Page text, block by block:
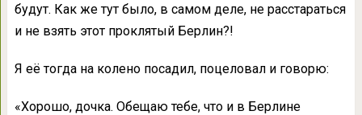
будут. Как же тут было, в самом деле, не расстараться
и не взять этот проклятый Берлин?!
Я её тогда на колено посадил, поцеловал и говорю:
«Хорошо, дочка. Обещаю тебе, что и в Берлине